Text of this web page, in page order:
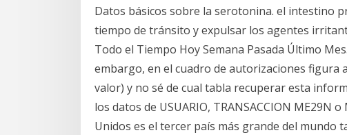
Datos básicos sobre la serotonina. el intestino
tiempo de tránsito y expulsar los agentes
Todo el Tiempo Hoy Semana Pasada Último
embargo, en el cuadro de autorizaciones figura
valor) y no sé de cual tabla recuperar esta
los datos de USUARIO, TRANSACCION ME29N
Unidos es el tercer país más grande del mundo